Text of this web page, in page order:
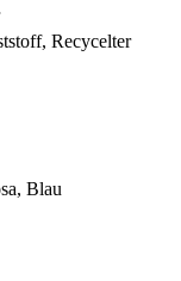
Recycelter
Blau